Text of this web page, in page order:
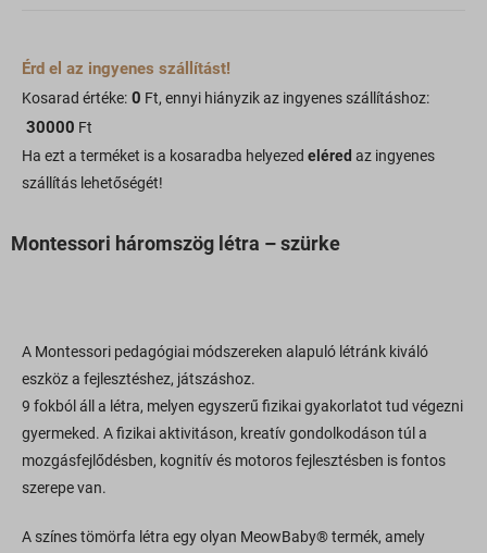
Érd el az ingyenes szállítást!
Kosarad értéke: 0 Ft, ennyi hiányzik az ingyenes szállításhoz:
30000 Ft
Ha ezt a terméket is a kosaradba helyezed eléred az ingyenes
szállítás lehetőségét!
Montessori háromszög létra – szürke
A Montessori pedagógiai módszereken alapuló létránk kiváló
eszköz a fejlesztéshez, játszáshoz.
9 fokból áll a létra, melyen egyszerű fizikai gyakorlatot tud végezni
gyermeked. A fizikai aktivitáson, kreatív gondolkodáson túl a
mozgásfejlődésben, kognitív és motoros fejlesztésben is fontos
szerepe van.
A színes tömörfa létra egy olyan MeowBaby® termék, amely